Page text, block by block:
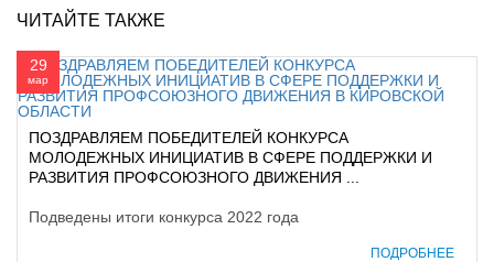
ЧИТАЙТЕ ТАКЖЕ
29
мар
ПОЗДРАВЛЯЕМ ПОБЕДИТЕЛЕЙ КОНКУРСА
МОЛОДЕЖНЫХ ИНИЦИАТИВ В СФЕРЕ ПОДДЕРЖКИ И
РАЗВИТИЯ ПРОФСОЮЗНОГО ДВИЖЕНИЯ ...
Подведены итоги конкурса 2022 года
ПОДРОБНЕЕ